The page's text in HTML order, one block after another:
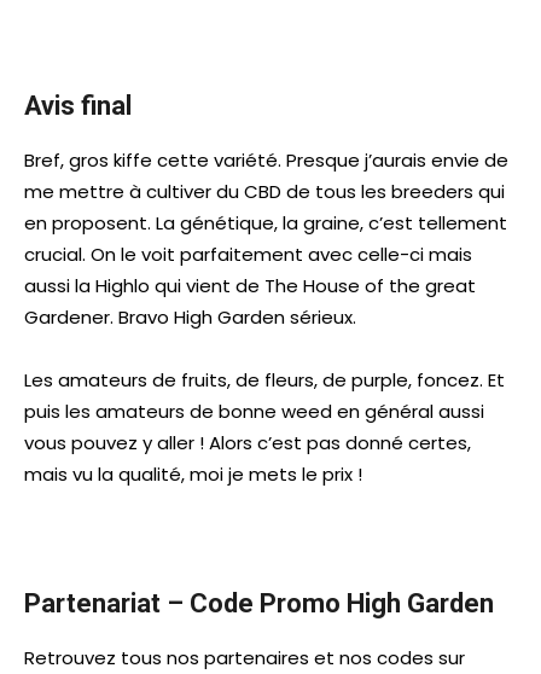
Avis final
Bref, gros kiffe cette variété. Presque j’aurais envie de
me mettre à cultiver du CBD de tous les breeders qui
en proposent. La génétique, la graine, c’est tellement
crucial. On le voit parfaitement avec celle-ci mais
aussi la Highlo qui vient de The House of the great
Gardener. Bravo High Garden sérieux.
Les amateurs de fruits, de fleurs, de purple, foncez. Et
puis les amateurs de bonne weed en général aussi
vous pouvez y aller ! Alors c’est pas donné certes,
mais vu la qualité, moi je mets le prix !
Partenariat – Code Promo High Garden
Retrouvez tous nos partenaires et nos codes sur